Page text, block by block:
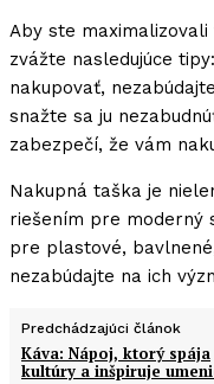
Aby ste maximalizovali
zvážte nasledujúce
nakupovať,
snažte sa ju
zabezpečí, že vám
Nakupná taška je
riešením pre moderný
pre plastové,
nezabúdajte na ich
Predchádzajúci článok
Káva: Nápoj, ktorý spája
kultúry a inšpiruje